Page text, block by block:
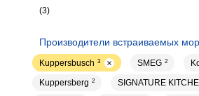
(3)
Производители встраиваемых
Kuppersbusch 3 SMEG 2
Kuppersberg 2 SIGNATURE